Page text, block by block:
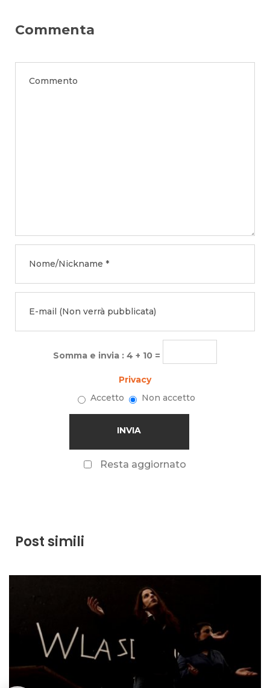
Commenta
Somma e invia : 4 + 10 =
Privacy
Accetto
Non accetto
Resta aggiornato
Post simili